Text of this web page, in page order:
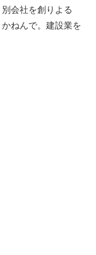
会社を創りよる
ねんで。建設業を